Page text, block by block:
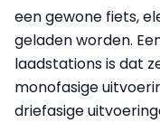
een gewone fiets,
geladen worden.
laadstations is dat
monofasige
driefasige